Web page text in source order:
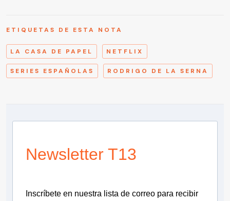
ETIQUETAS DE ESTA NOTA
LA CASA DE PAPEL NETFLIX
SERIES ESPAÑOLAS RODRIGO DE LA SERNA
Newsletter T13
Inscríbete en nuestra lista de correo para recibir